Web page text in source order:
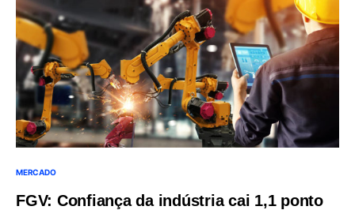
MERCADO
FGV: Confiança da indústria cai 1,1 ponto